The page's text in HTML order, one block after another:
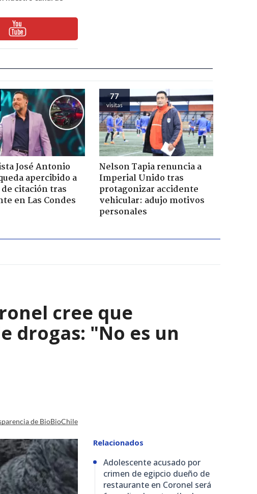
José Antonio
apercibido a
citación tras
en Las Condes
77
visitas
Nelson Tapia renuncia a
Imperial Unido tras
protagonizar accidente
vehicular: adujo motivos
personales
cree que
drogas: "No es un
de BioBioChile
Relacionados
Adolescente acusado por
crimen de egipcio dueño de
restaurante en Coronel será